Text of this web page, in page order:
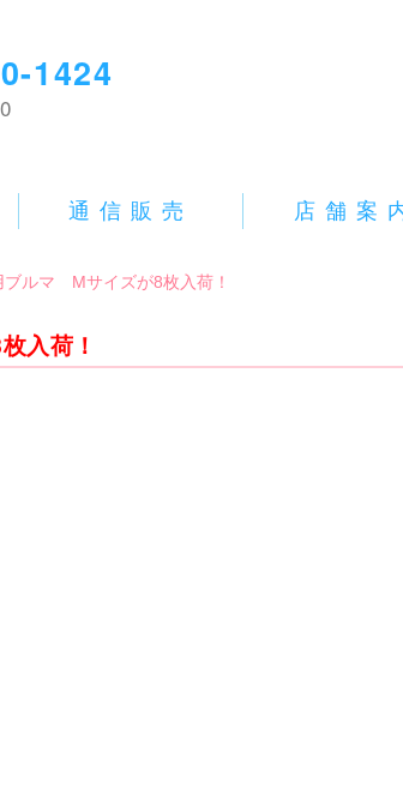
1424
通信販売 店舗案
ブルマ Mサイズが8枚入荷！
入荷！